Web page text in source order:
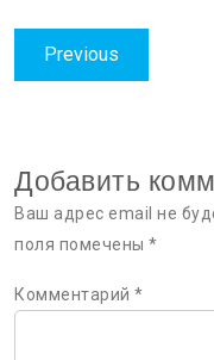
Навигация
по
Previous
post:
Добавить
Ваш адрес email не
поля помечены *
Комментарий *